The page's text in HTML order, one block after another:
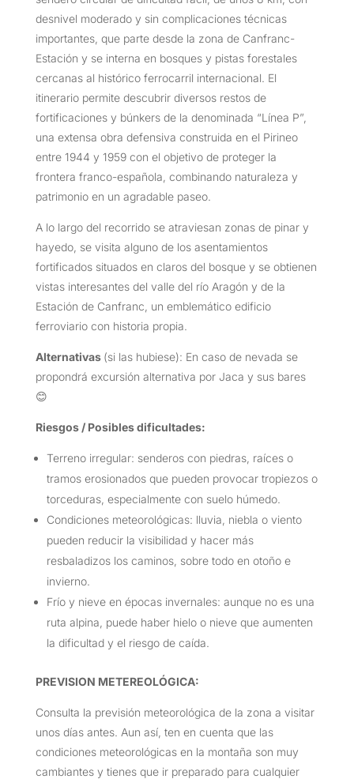
desnivel moderado y sin complicaciones técnicas
importantes, que parte desde la zona de Canfranc-
Estación y se interna en bosques y pistas forestales
cercanas al histórico ferrocarril internacional. El
itinerario permite descubrir diversos restos de
fortificaciones y búnkers de la denominada “Línea P”,
una extensa obra defensiva construida en el Pirineo
entre 1944 y 1959 con el objetivo de proteger la
frontera franco-española, combinando naturaleza y
patrimonio en un agradable paseo.
A lo largo del recorrido se atraviesan zonas de pinar y
hayedo, se visita alguno de los asentamientos
fortificados situados en claros del bosque y se obtienen
vistas interesantes del valle del río Aragón y de la
Estación de Canfranc, un emblemático edificio
ferroviario con historia propia.
Alternativas (si las hubiese): En caso de nevada se
propondrá excursión alternativa por Jaca y sus bares
😊
Riesgos / Posibles dificultades:
Terreno irregular: senderos con piedras, raíces o
tramos erosionados que pueden provocar tropiezos o
torceduras, especialmente con suelo húmedo.
Condiciones meteorológicas: lluvia, niebla o viento
pueden reducir la visibilidad y hacer más
resbaladizos los caminos, sobre todo en otoño e
invierno.
Frío y nieve en épocas invernales: aunque no es una
ruta alpina, puede haber hielo o nieve que aumenten
la dificultad y el riesgo de caída.
PREVISION METEREOLÓGICA:
Consulta la previsión meteorológica de la zona a visitar
unos días antes. Aun así, ten en cuenta que las
condiciones meteorológicas en la montaña son muy
cambiantes y tienes que ir preparado para cualquier